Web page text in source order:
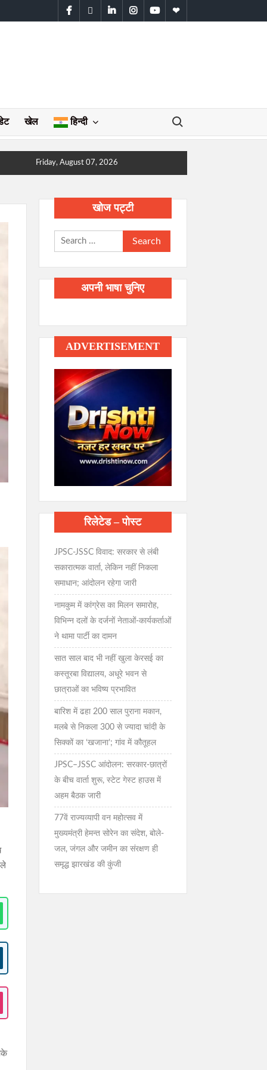
facebooktwitterlinkedininstagramyoutubeWhatsApp
खेल हिन्दी
Search for:
Friday, August 07, 2026
खोज पट्टी
Search
for:
अपनी भाषा चुनिए
ADVERTISEMENT
रिलेटेड – पोस्ट
JPSC-JSSC विवाद: सरकार से लंबी
सकारात्मक वार्ता, लेकिन नहीं निकला
समाधान; आंदोलन रहेगा जारी
नामकुम में कांग्रेस का मिलन समारोह,
विभिन्न दलों के दर्जनों नेताओं-कार्यकर्ताओं
ने थामा पार्टी का दामन
सात साल बाद भी नहीं खुला केरसई का
कस्तूरबा विद्यालय, अधूरे भवन से
छात्राओं का भविष्य प्रभावित
बारिश में ढहा 200 साल पुराना मकान,
मलबे से निकला 300 से ज्यादा चांदी के
सिक्कों का ‘खजाना’; गांव में कौतूहल
JPSC–JSSC आंदोलन: सरकार-छात्रों
के बीच वार्ता शुरू, स्टेट गेस्ट हाउस में
अहम बैठक जारी
77वें राज्यव्यापी वन महोत्सव में
मुख्यमंत्री हेमन्त सोरेन का संदेश, बोले-
जल, जंगल और जमीन का संरक्षण ही
समृद्ध झारखंड की कुंजी